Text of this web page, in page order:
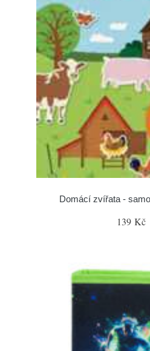
Domácí zvířata -
139 Kč